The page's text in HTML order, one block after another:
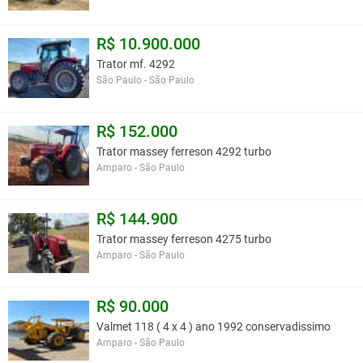
R$ 10.900.000
Trator mf. 4292
São Paulo - São Paulo
R$ 152.000
Trator massey ferreson 4292 turbo
Amparo - São Paulo
R$ 144.900
Trator massey ferreson 4275 turbo
Amparo - São Paulo
R$ 90.000
Valmet 118 ( 4 x 4 ) ano 1992 conservadissimo
Amparo - São Paulo